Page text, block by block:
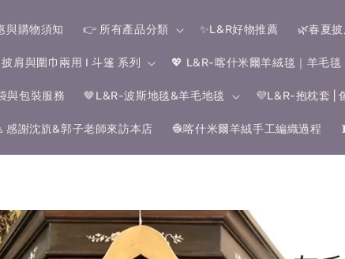
與購物須知 👉 所有產品分類 ✨L&R好物推薦 🌿春夏
肩與圍巾兩用 I 斗篷 系列 💖 L&R-喀什米爾羊絨毯｜羊毛毯
與包裝服務 🤎L&R-波斯地毯&羊毛地毯 💜L&R-抱枕套 |
感謝沈斻&郭子老師來訪本店 🧶喀什米爾羊絨手工編織過程